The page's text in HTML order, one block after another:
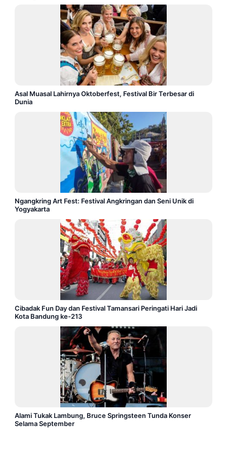
Asal Muasal Lahirnya Oktoberfest, Festival Bir Terbesar di
Dunia
Ngangkring Art Fest: Festival Angkringan dan Seni Unik di
Yogyakarta
Cibadak Fun Day dan Festival Tamansari Peringati Hari Jadi
Kota Bandung ke-213
Alami Tukak Lambung, Bruce Springsteen Tunda Konser
Selama September